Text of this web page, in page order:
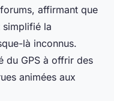
affirmant que
simplifié la
là inconnus.
du GPS à offrir des
animées aux